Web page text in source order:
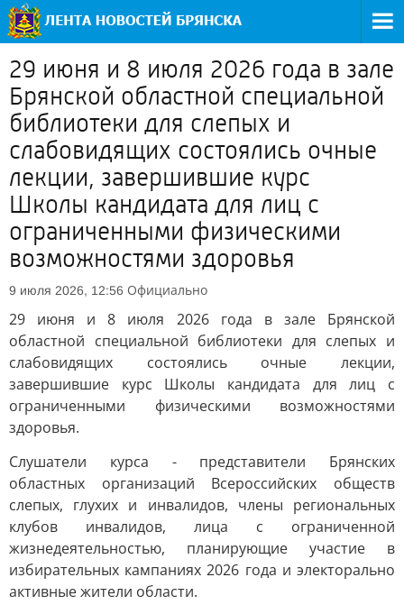
29 июня и 8 июля 2026 года в зале
Брянской областной специальной
библиотеки для слепых и
слабовидящих состоялись очные
лекции, завершившие курс
Школы кандидата для лиц с
ограниченными физическими
возможностями здоровья
9 июля 2026, 12:56 Официально
29 июня и 8 июля 2026 года в зале Брянской
областной специальной библиотеки для слепых и
слабовидящих состоялись очные лекции,
завершившие курс Школы кандидата для лиц с
ограниченными физическими возможностями
здоровья.
Слушатели курса - представители Брянских
областных организаций Всероссийских обществ
слепых, глухих и инвалидов, члены региональных
клубов инвалидов, лица с ограниченной
жизнедеятельностью, планирующие участие в
избирательных кампаниях 2026 года и электорально
активные жители области.